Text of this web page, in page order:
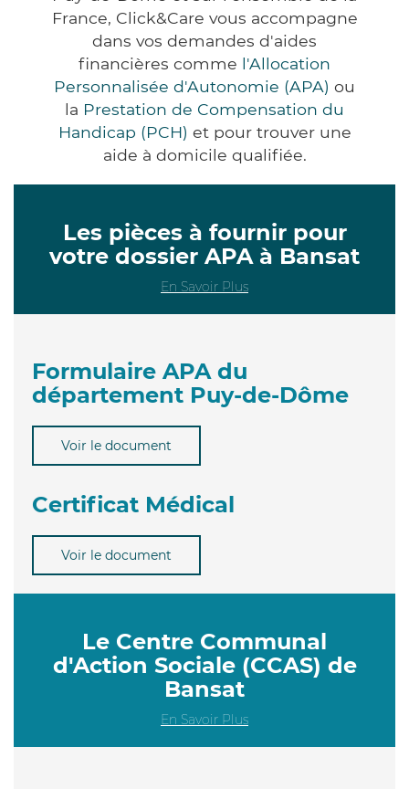
France, Click&Care vous accompagne
dans vos demandes d'aides
financières comme l'Allocation
Personnalisée d'Autonomie (APA) ou
la Prestation de Compensation du
Handicap (PCH) et pour trouver une
aide à domicile qualifiée.
Les pièces à fournir pour
votre dossier APA à Bansat
En Savoir Plus
Formulaire APA du
département Puy-de-Dôme
Voir le document
Certificat Médical
Voir le document
Le Centre Communal
d'Action Sociale (CCAS) de
Bansat
En Savoir Plus